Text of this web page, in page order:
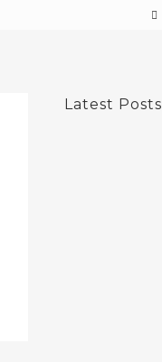
Latest Posts